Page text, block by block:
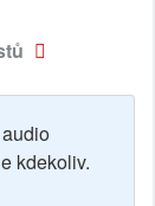
kdekoliv.